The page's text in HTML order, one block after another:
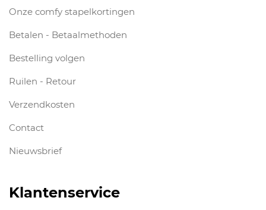
Onze comfy stapelkortingen
Betalen - Betaalmethoden
Bestelling volgen
Ruilen - Retour
Verzendkosten
Contact
Nieuwsbrief
Klantenservice